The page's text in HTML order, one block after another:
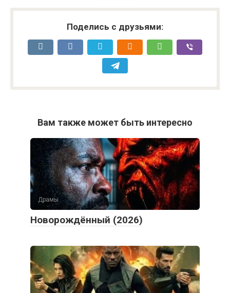
Поделись с друзьями:
Вам также может быть интересно
Драмы
Новорождённый (2026)